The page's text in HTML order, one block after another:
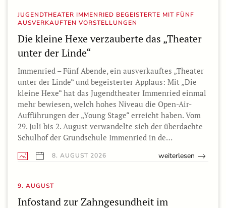
JUGENDTHEATER IMMENRIED BEGEISTERTE MIT FÜNF
AUSVERKAUFTEN VORSTELLUNGEN
Die kleine Hexe verzauberte das „Theater
unter der Linde“
Immenried – Fünf Abende, ein ausverkauftes „Theater
unter der Linde“ und begeisterter Applaus: Mit „Die
kleine Hexe“ hat das Jugendtheater Immenried einmal
mehr bewiesen, welch hohes Niveau die Open-Air-
Aufführungen der „Young Stage“ erreicht haben. Vom
29. Juli bis 2. August verwandelte sich der überdachte
Schulhof der Grundschule Immenried in de…
8. AUGUST 2026 weiterlesen
9. AUGUST
Infostand zur Zahngesundheit im